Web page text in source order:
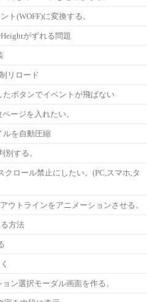
ト(WOFF)に変換する。
がずれる問題
リロード
たボタンでイベントが飛ばない
ージを入れたい。
ルを自動圧縮
別する。
クロール禁止にしたい。(PC,スマホ,タ
ウトラインをアニメーションさせる。
方法
ン選択モーダル画面を作る。